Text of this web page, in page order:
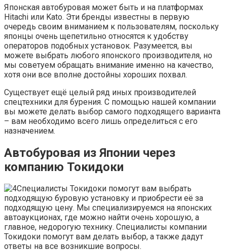
Японская автобуровая может быть и на платформах
Hitachi или Kato. Эти бренды известны в первую
очередь своим вниманием к пользователям, поскольку
японцы очень щепетильно относятся к удобству
операторов подобных установок. Разумеется, вы
можете выбрать любого японского производителя, но
мы советуем обращать внимание именно на качество,
хотя они все вполне достойны хороших похвал.
Существует ещё целый ряд иных производителей
спецтехники для бурения. С помощью нашей компании
вы можете делать выбор самого подходящего варианта
– вам необходимо всего лишь определиться с его
назначением.
Автобуровая из Японии через
компанию Токидоки
Специалисты Токидоки помогут вам выбрать
подходящую буровую установку и приобрести её за
подходящую цену. Мы специализируемся на японских
автоаукционах, где можно найти очень хорошую, а
главное, недорогую технику. Специалисты компании
Токидоки помогут вам делать выбор, а также дадут
ответы на все возникшие вопросы.